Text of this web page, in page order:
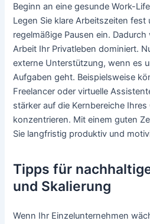
Beginn an eine gesunde Work-
Legen Sie klare Arbeitszeiten fest
regelmäßige Pausen ein.
Arbeit Ihr Privatleben dominiert.
externe Unterstützung, wenn es
Aufgaben geht. Beispielsweise
Freelancer oder virtuelle
stärker auf die Kernbereiche
konzentrieren. Mit einem guten
Sie langfristig produktiv und
Tipps für
und Skalierung
Wenn Ihr Einzelunternehmen